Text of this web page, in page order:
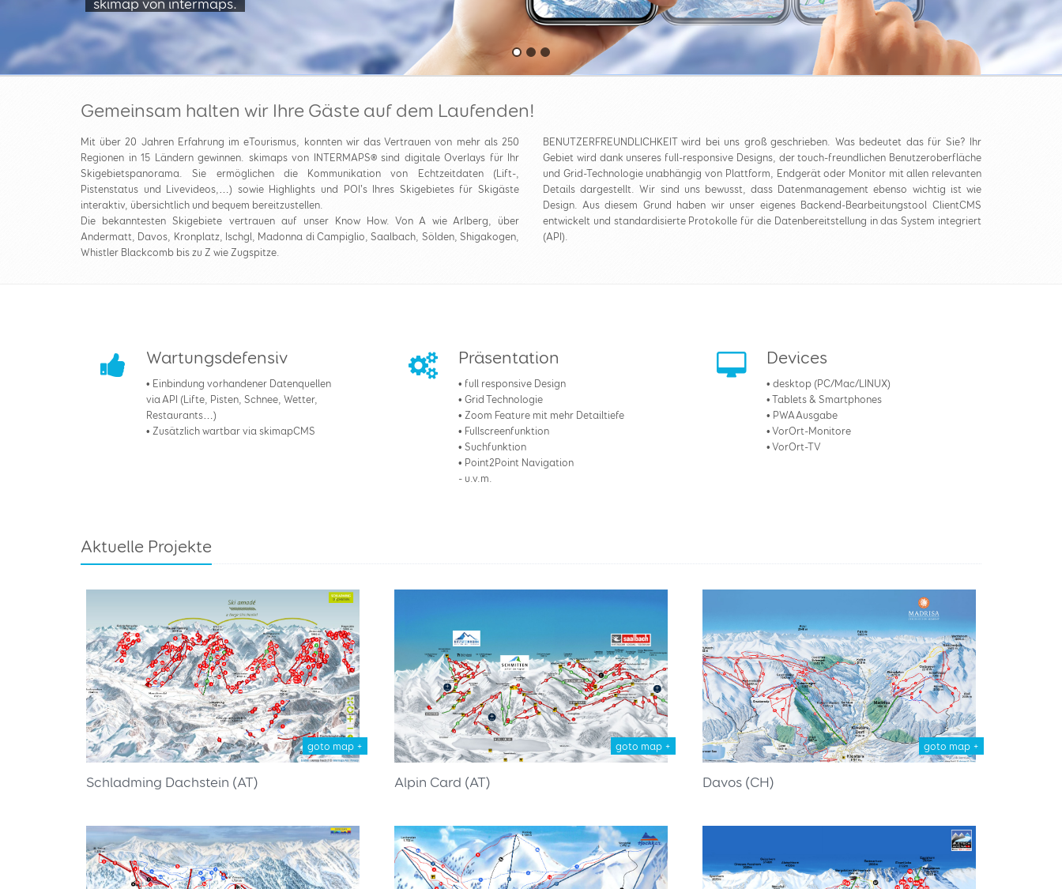
skimap von intermaps.
Gemeinsam halten wir Ihre Gäste auf dem Laufenden!
Mit über 20 Jahren Erfahrung im eTourismus, konnten wir das Vertrauen von mehr als 250
Regionen in 15 Ländern gewinnen. skimaps von INTERMAPS®️ sind digitale Overlays für Ihr
Skigebietspanorama. Sie ermöglichen die Kommunikation von Echtzeitdaten (Lift-,
Pistenstatus und Livevideos,…) sowie Highlights und POI’s Ihres Skigebietes für Skigäste
interaktiv, übersichtlich und bequem bereitzustellen.
Die bekanntesten Skigebiete vertrauen auf unser Know How. Von A wie Arlberg, über
Andermatt, Davos, Kronplatz, Ischgl, Madonna di Campiglio, Saalbach, Sölden, Shigakogen,
Whistler Blackcomb bis zu Z wie Zugspitze.
BENUTZERFREUNDLICHKEIT wird bei uns groß geschrieben. Was bedeutet das für Sie? Ihr
Gebiet wird dank unseres full-responsive Designs, der touch-freundlichen Benutzeroberfläche
und Grid-Technologie unabhängig von Plattform, Endgerät oder Monitor mit allen relevanten
Details dargestellt. Wir sind uns bewusst, dass Datenmanagement ebenso wichtig ist wie
Design. Aus diesem Grund haben wir unser eigenes Backend-Bearbeitungstool ClientCMS
entwickelt und standardisierte Protokolle für die Datenbereitstellung in das System integriert
(API).
Wartungsdefensiv
• Einbindung vorhandener Datenquellen
via API (Lifte, Pisten, Schnee, Wetter,
Restaurants…)
• Zusätzlich wartbar via skimapCMS
Präsentation
• full responsive Design
• Grid Technologie
• Zoom Feature mit mehr Detailtiefe
• Fullscreenfunktion
• Suchfunktion
• Point2Point Navigation
- u.v.m.
Devices
• desktop (PC/Mac/LINUX)
• Tablets & Smartphones
• PWA Ausgabe
• VorOrt-Monitore
• VorOrt-TV
Aktuelle Projekte
goto map +
Schladming Dachstein (AT)
goto map +
Alpin Card (AT)
goto map +
Davos (CH)